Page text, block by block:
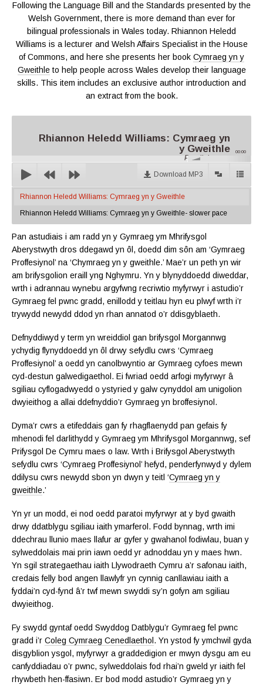
Following the Language Bill and the Standards presented by the
Welsh Government, there is more demand than ever for
bilingual professionals in Wales today. Rhiannon Heledd
Williams is a lecturer and Welsh Affairs Specialist in the House
of Commons, and here she presents her book Cymraeg yn y
Gweithleto help people across Wales develop their language
skills. This item includes an exclusive author introduction and
an extract from the book.
Rhiannon Heledd Williams: Cymraeg yn
y Gweithle
Parallel.cymru
00:00
Download MP3
Rhiannon Heledd Williams: Cymraeg yn y Gweithle
Rhiannon Heledd Williams: Cymraeg yn y Gweithle- slower pace
Pan astudiais i am radd yn y Gymraeg ym Mhrifysgol
Aberystwyth dros ddegawd yn ôl, doedd dim sôn am ‘Gymraeg
Proffesiynol’ na ‘Chymraeg yn y gweithle.’ Mae’r un peth yn wir
am brifysgolion eraill yng Nghymru. Yn y blynyddoedd diweddar,
wrth i adrannau wynebu argyfwng recriwtio myfyrwyr i astudio’r
Gymraeg fel pwnc gradd, enillodd y teitlau hyn eu plwyf wrth i’r
trywydd newydd ddod yn rhan annatod o’r ddisgyblaeth.
Defnyddiwyd y term yn wreiddiol gan brifysgol Morgannwg
ychydig flynyddoedd yn ôl drwy sefydlu cwrs ‘Cymraeg
Proffesiynol’ a oedd yn canolbwyntio ar Gymraeg cyfoes mewn
cyd-destun galwedigaethol. Ei fwriad oedd arfogi myfyrwyr â
sgiliau cyflogadwyedd o ystyried y galw cynyddol am unigolion
dwyieithog a allai ddefnyddio’r Gymraeg yn broffesiynol.
Dyma’r cwrs a etifeddais gan fy rhagflaenydd pan gefais fy
mhenodi fel darlithydd y Gymraeg ym Mhrifysgol Morgannwg, sef
Prifysgol De Cymru maes o law. Wrth i Brifysgol Aberystwyth
sefydlu cwrs ‘Cymraeg Proffesiynol’ hefyd, penderfynwyd y dylem
ddilysu cwrs newydd sbon yn dwyn y teitl ‘Cymraeg yn y
gweithle.’
Yn yr un modd, ei nod oedd paratoi myfyrwyr at y byd gwaith
drwy ddatblygu sgiliau iaith ymarferol. Fodd bynnag, wrth imi
ddechrau llunio maes llafur ar gyfer y gwahanol fodiwlau, buan y
sylweddolais mai prin iawn oedd yr adnoddau yn y maes hwn.
Yn sgil strategaethau iaith Llywodraeth Cymru a’r safonau iaith,
credais felly bod angen llawlyfr yn cynnig canllawiau iaith a
fyddai’n cyd-fynd â’r twf mewn swyddi sy’n gofyn am sgiliau
dwyieithog.
Fy swydd gyntaf oedd Swyddog Datblygu’r Gymraeg fel pwnc
gradd i’r Coleg Cymraeg Cenedlaethol . Yn ystod fy ymchwil gyda
disgyblion ysgol, myfyrwyr a graddedigion er mwyn dysgu am eu
canfyddiadau o’r pwnc, sylweddolais fod rhai’n gweld yr iaith fel
rhywbeth hen-ffasiwn. Er bod modd astudio’r Gymraeg yn y